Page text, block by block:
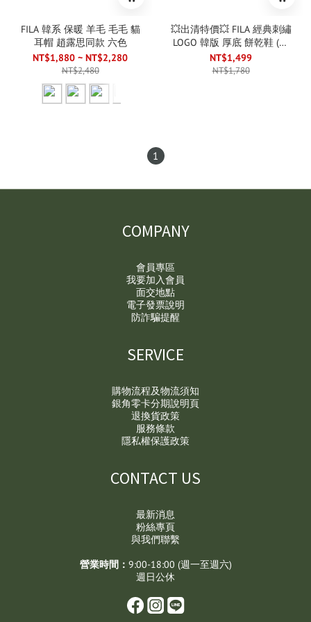
FILA 韓系 保暖 羊毛 毛毛 貓
耳帽 趙露思同款 六色
NT$1,880 ~ NT$2,280
NT$2,480
💥出清特價💥 FILA 經典刺繡
LOGO 韓版 厚底 餅乾鞋 (女
款)
NT$1,499
NT$1,780
1
COMPANY
會員專區
我要加入會員
面交地點
電子發票說明
防詐騙提醒
SERVICE
購物流程及物流須知
銀角零卡分期說明頁
退換貨政策
服務條款
隱私權保護政策
CONTACT US
最新消息
粉絲專頁
與我們聯繫
營業時間： 9:00-18:00 (週一至週六)
週日公休